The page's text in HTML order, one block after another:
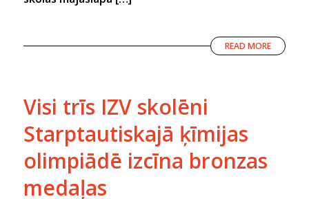
READ MORE
Visi trīs IZV skolēni
Starptautiskajā ķīmijas
olimpiādē izcīna bronzas
medaļas